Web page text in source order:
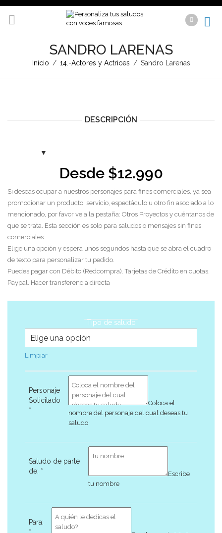
SANDRO LARENAS
Inicio / 14.-Actores y Actrices / Sandro Larenas
DESCRIPCIÓN
Desde $12.990
Si deseas ocupar a nuestros personajes para fines comerciales, ya sea
promocionar un producto, servicio, espectáculo u otro fin asociado a lo
mencionado, por favor ve a la pestaña: Otros Proyectos y cuéntanos de
que se trata. Esta sección es solo para saludos o mensajes sin fines
comerciales.
Elige una opción y espera unos segundos hasta que se abra el cuadro
de texto para personalizar tu pedido.
Puedes pagar con Débito (Redcompra). Tarjetas de Crédito en cuotas.
Paypal. Hacer transferencia directa
Tipo de saludo
Limpiar
Personaje
Solicitado
*
Coloca el
nombre del personaje del cual deseas tu
saludo
Saludo de parte
de: *
Escribe
tu nombre
Para: